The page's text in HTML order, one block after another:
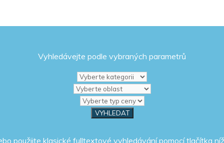
Vyhledávejte podle vybraných parametrů
použijte klasické fulltextové vyhledávání pomocí tlačítka